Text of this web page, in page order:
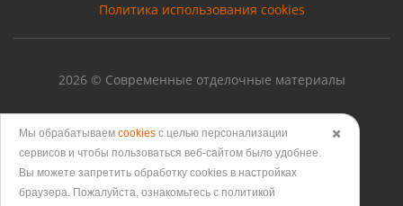
Политика использования cookies
2026 © Современные отделочные материалы
Версия для печати
✖️
Мы обрабатываем cookies с целью персонализации
сервисов и чтобы пользоваться веб-сайтом было удобнее.
Вы можете запретить обработку сookies в настройках
браузера. Пожалуйста, ознакомьтесь с политикой